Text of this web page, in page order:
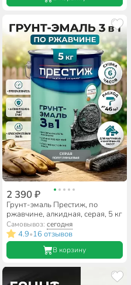
2 390 ₽
Грунт-эмаль Престиж, по
ржавчине, алкидная, серая, 5 кг
Самовывоз: сегодня
4.9•16 отзывов
В корзину